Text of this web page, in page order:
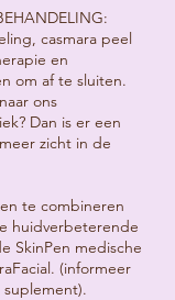
casmara peel
en
om af te sluiten.
ons
Dan is er een
zicht in de
te combineren
huidverbeterende
SkinPen medische
(informeer